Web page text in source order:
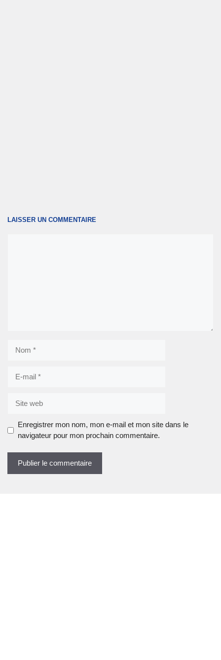
LAISSER UN COMMENTAIRE
mail
web
Enregistrer mon nom, mon e-mail et mon site dans le
navigateur pour mon prochain commentaire.